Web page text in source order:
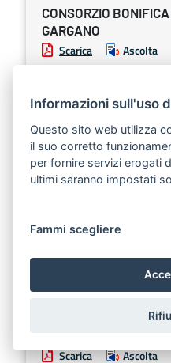
CONSORZIO
GARGANO
Scarica Ascolta
pubblici che interessano la
COMUNE DI VIESTE
Procedura di verifica di
Altri atti e avvisi
Scarica Ascolta
Informazioni sull'uso
Questo sito web utilizza
il suo corretto
per fornire servizi erogati
ultimi saranno impostati
Fammi scegliere